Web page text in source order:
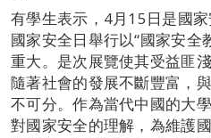
有學生表示，4月15日是國
國家安全日舉行以“國家安全
重大。是次展覽使其受益匪
隨著社會的發展不斷豐富，
不可分。作為當代中國的大
對國家安全的理解，為維護